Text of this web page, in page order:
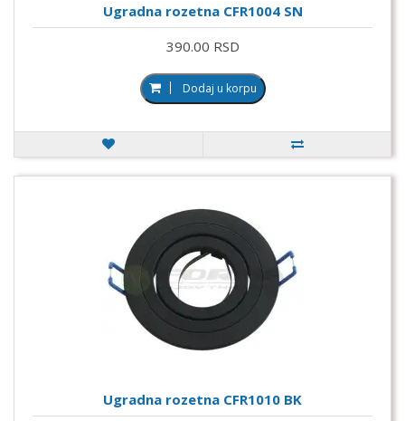
Ugradna rozetna CFR1004 SN
390.00 RSD
Dodaj u korpu
Ugradna rozetna CFR1010 BK